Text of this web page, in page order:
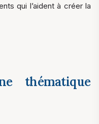
qui l’aident à créer la
thématique